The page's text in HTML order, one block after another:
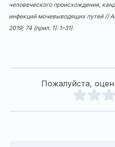
человеческого происхождения,
инфекций мочевыводящих путей //
2019; 74 (прил. 1): 1–31).
Пожалуйста,